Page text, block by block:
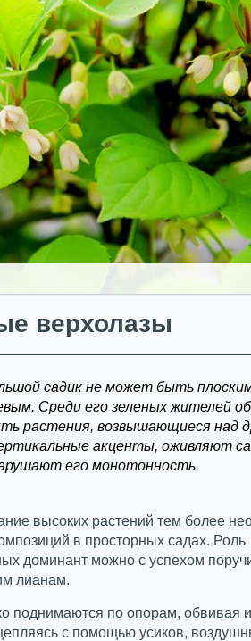
верхолазы
садик не может быть
Среди его зеленых жителей
растения, возвышающиеся над
акценты, оживляют
его монотонность.
высоких растений тем более
в просторных садах. Роль
доминант можно с успехом
лианам.
поднимаются по опорам, обвивая
с помощью усиков,